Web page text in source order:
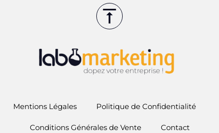
Mentions Légales Politique de Confidentialité
Conditions Générales de Vente Contact